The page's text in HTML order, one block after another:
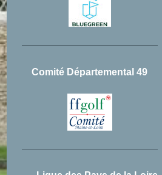
Comité Départemental 49